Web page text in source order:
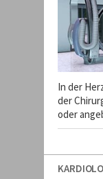
In der
der
oder